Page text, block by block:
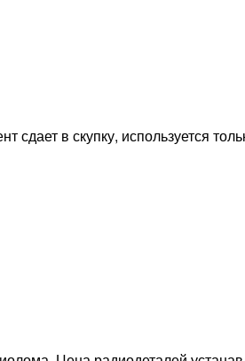
сдает в скупку, используется